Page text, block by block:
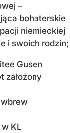
–
bohaterskie
niemieckiej
i swoich rodzin;
Gusen
założony
wbrew
KL